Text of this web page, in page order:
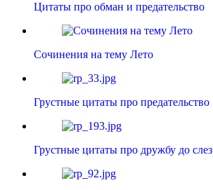
Цитаты про обман и предательство
Сочинения на тему Лето
Грустные цитаты про предательство
Грустные цитаты про дружбу до слез